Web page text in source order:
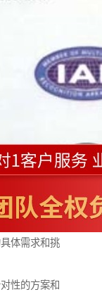
体需求和挑
性的方案和